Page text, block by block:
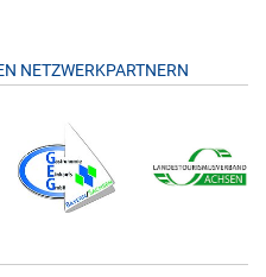
NETZWERKPARTNERN